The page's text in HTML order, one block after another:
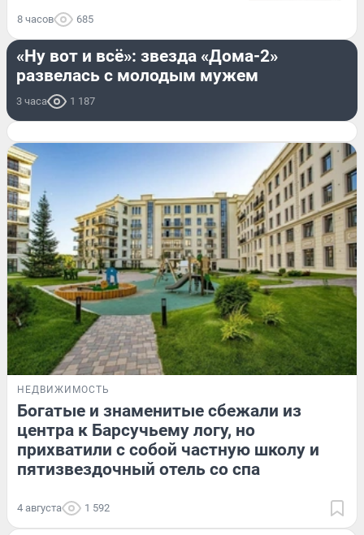
8 часов 685
ОН И ОНА
«Ну вот и всё»: звезда «Дома-2»
развелась с молодым мужем
3 часа 1 187
НЕДВИЖИМОСТЬ
Богатые и знаменитые сбежали из
центра к Барсучьему логу, но
прихватили с собой частную школу и
пятизвездочный отель со спа
4 августа 1 592